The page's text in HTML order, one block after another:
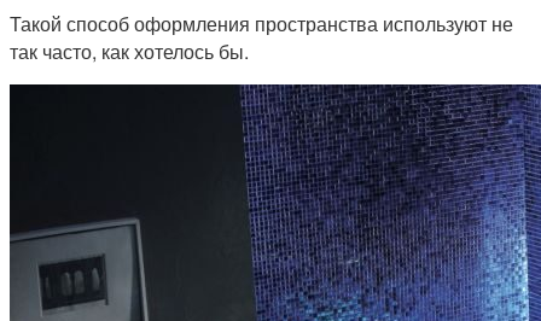
Такой способ оформления пространства используют не
так часто, как хотелось бы.